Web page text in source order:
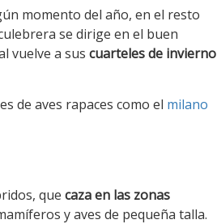
momento del año, en el resto
se dirige en el buen
vuelve a sus cuarteles de invierno
de aves rapaces como el milano
que caza en las zonas
y aves de pequeña talla.